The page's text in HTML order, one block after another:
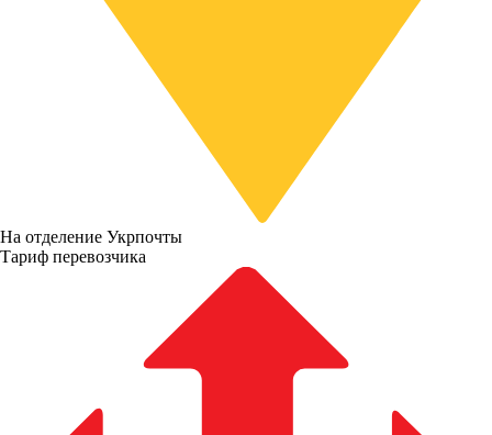
На отделение Укрпочты
Тариф перевозчика